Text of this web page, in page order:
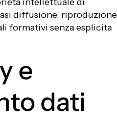
diffusione, riproduzione
formativi senza esplicita
e
dati